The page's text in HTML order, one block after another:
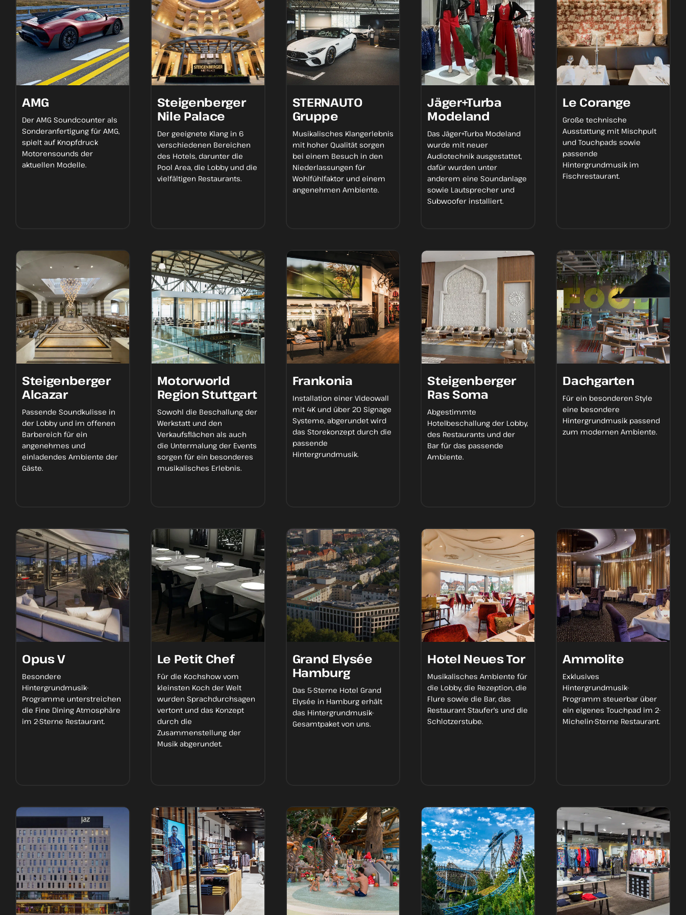
AMG
Der AMG Soundcounter als
Sonderanfertigung für AMG,
spielt auf Knopfdruck
Motorensounds der
aktuellen Modelle.
Steigenberger
Nile Palace
Der geeignete Klang in 6
verschiedenen Bereichen
des Hotels, darunter die
Pool Area, die Lobby und die
vielfältigen Restaurants.
STERNAUTO
Gruppe
Musikalisches Klangerlebnis
mit hoher Qualität sorgen
bei einem Besuch in den
Niederlassungen für
Wohlfühlfaktorund einem
angenehmen Ambiente.
Jäger+Turba
Modeland
Das Jäger+Turba Modeland
wurde mit neuer
Audiotechnik ausgestattet,
dafür wurden unter
anderem eineSoundanlage
sowie Lautsprecher und
Subwoofer installiert.
Le Corange
Großetechnische
Ausstattung mit Mischpult
und Touchpads sowie
passende
Hintergrundmusik im
Fischrestaurant.
Steigenberger
Alcazar
Passende Soundkulisse in
der Lobby und im offenen
Barbereich für ein
angenehmes und
einladendes Ambiente der
Gäste.
Motorworld
Region Stuttgart
Sowohl die Beschallung der
Werkstattund den
Verkaufsflächen als auch
die Untermalung der Events
sorgen für ein besonderes
musikalisches Erlebnis.
Frankonia
Installation einer Videowall
mit 4Kund über 20 Signage
Systeme, abgerundet wird
das Storekonzept durch die
passende
Hintergrundmusik.
Steigenberger
Ras Soma
Abgestimmte
Hotelbeschallung der Lobby,
des Restaurants und der
Bar für das passende
Ambiente.
Dachgarten
Für ein besonderen Style
eine besondere
Hintergrundmusik passend
zum modernen Ambiente.
Opus V
Besondere
Hintergrundmusik-
Programme unterstreichen
die Fine Dining Atmosphäre
im 2-Sterne Restaurant.
Le Petit Chef
Für die Kochshow vom
kleinsten Koch der Welt
wurden Sprachdurchsagen
vertont und das Konzept
durch die
Zusammenstellung der
Musikabgerundet.
Grand Elysée
Hamburg
Das 5-Sterne Hotel Grand
Elysée in Hamburg erhält
das Hintergrundmusik-
Gesamtpaketvon uns.
Hotel Neues Tor
Musikalisches Ambiente für
die Lobby, die Rezeption, die
Flure sowie die Bar, das
Restaurant Staufer's und die
Schlotzerstube.
Ammolite
Exklusives
Hintergrundmusik-
Programm steuerbar über
ein eigenes Touchpad im 2-
Michelin-Sterne Restaurant.